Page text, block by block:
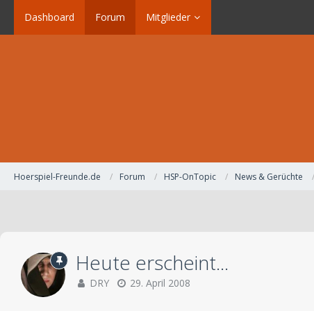
Dashboard Forum Mitglieder
Hoerspiel-Freunde.de Forum HSP-OnTopic News & Gerüchte
Heute erscheint...
DRY 29. April 2008